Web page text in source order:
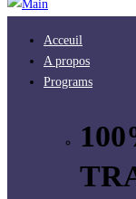
Acceuil
A propos
Programs